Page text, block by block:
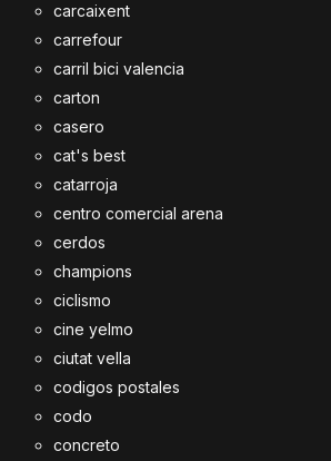
carcaixent
carrefour
carril bici valencia
carton
casero
cat's best
catarroja
centro comercial arena
cerdos
champions
ciclismo
cine yelmo
ciutat vella
codigos postales
codo
concreto